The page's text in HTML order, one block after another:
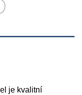
je kvalitní